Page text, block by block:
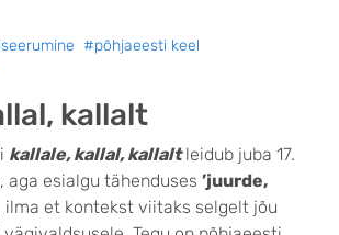
#põhjaeesti keel
kallalt
kallale, kallal, kallaltleidub juba 17.
aga esialgu tähenduses ’juurde,
ilma et kontekst viitaks selgelt jõu